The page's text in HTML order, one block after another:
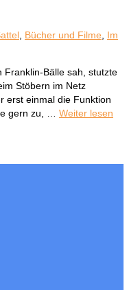
Bücher und Filme Im
Franklin-Bälle sah, stutzte
Stöbern im Netz
erst einmal die Funktion
gern zu, … Weiter lesen